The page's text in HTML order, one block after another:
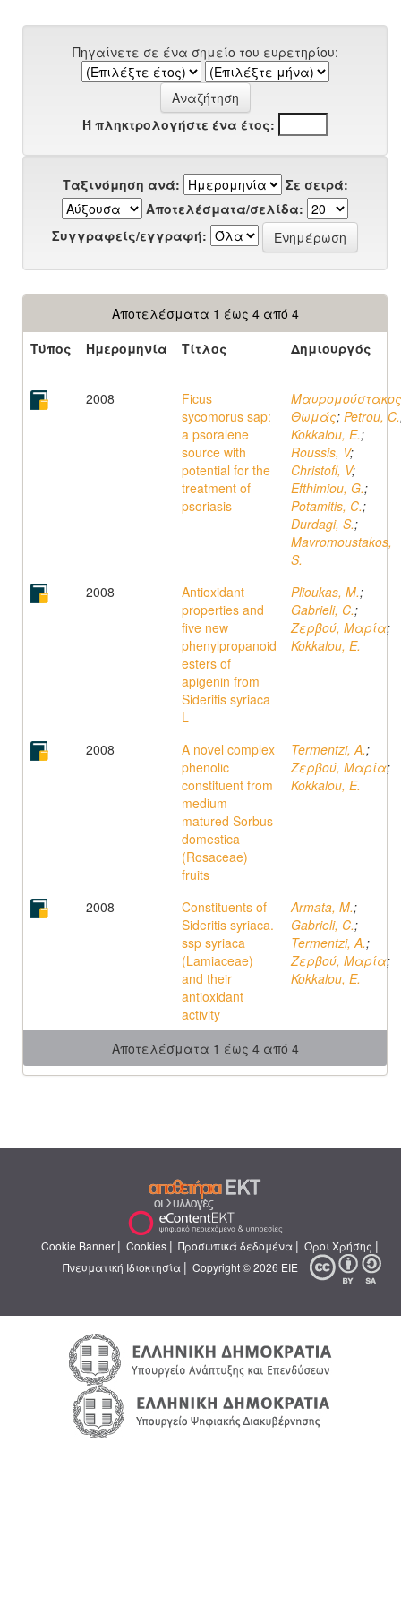
Πηγαίνετε σε ένα σημείο του ευρετηρίου:
Ή πληκτρολογήστε ένα έτος:
Ταξινόμηση ανά:
Σε σειρά:
Αποτελέσματα/σελίδα:
Συγγραφείς/εγγραφή:
Αποτελέσματα 1 έως 4 από 4
Τύπος
Ημερομηνία Τίτλος Δημιουργός
2008
Ficus
sycomorus sap:
a psoralene
source with
potential for the
treatment of
psoriasis
Θωμάς; Petrou, C.
Kokkalou, E.;
Roussis, V;
Christofi, V;
Efthimiou, G.;
Potamitis, C.;
Durdagi, S.;
Mavromoustakos,
S.
2008
Antioxidant
properties and
five new
phenylpropanoid
esters of
apigenin from
Sideritis syriaca
L
Plioukas, M.;
Gabrieli, C.;
Ζερβού, Μαρία;
Kokkalou, E.
2008
A novel complex
phenolic
constituent from
medium
matured Sorbus
domestica
(Rosaceae)
fruits
Termentzi, A.;
Ζερβού, Μαρία;
Kokkalou, E.
2008
Constituents of
Sideritis syriaca.
ssp syriaca
(Lamiaceae)
and their
antioxidant
activity
Armata, M.;
Gabrieli, C.;
Termentzi, A.;
Ζερβού, Μαρία;
Kokkalou, E.
Αποτελέσματα 1 έως 4 από 4
Cookie Banner | Cookies | Προσωπικά δεδομένα | Όροι Χρήσης |
Πνευματική Ιδιοκτησία | Copyright © 2026 ΕΙΕ